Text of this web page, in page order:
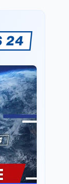
tra
e
Pnrr"
ha